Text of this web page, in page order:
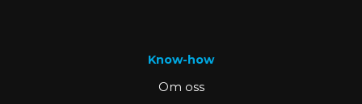
Know-how
Om oss